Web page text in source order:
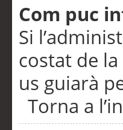
Com puc
Si
costat de
us guiarà
Torna a